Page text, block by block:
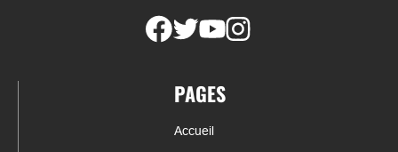
PAGES
Accueil